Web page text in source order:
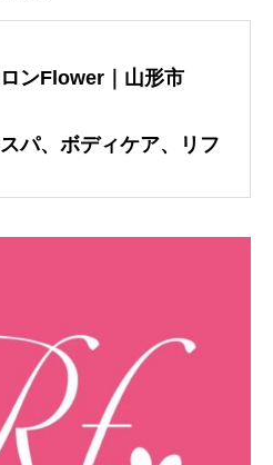
ンFlower｜山形市
パ、ボディケア、リフ